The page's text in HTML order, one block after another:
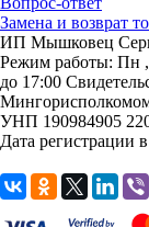
Замена и возврат
ИП Мышковец
Режим работы: Пн ,
до 17:00
УНП 190984905
Дата регистрации